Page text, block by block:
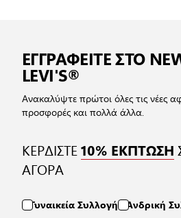
ΕΓΓΡΑΦΕΙΤΕ ΣΤΟ
LEVI'S®
Ανακαλύψτε πρώτοι όλες τις νέες
προσφορές και πολλά άλλα.
ΚΕΡΔΙΣΤΕ10% ΕΚΠΤΩΣΗ
ΑΓΟΡΑ
Γυναικεία Συλλογή Ανδρική